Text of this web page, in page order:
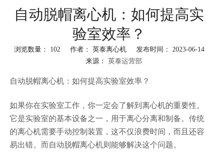
自动脱帽离心机：如何提高实
验室效率？
浏览数量： 102作者： 英泰离心机 发布时间： 2023-06-14
来源： 英泰运营部
["facebook","twitter","line","wechat","linkedin","pinterest","whatsapp"]
自动脱帽离心机：如何提高实验室效率？
如果你在实验室工作，你一定会了解到离心机的重要性。
它是实验室的基本设备之一，用于离心分离和制备。传统
的离心机需要手动控制装置，这不仅浪费时间，而且还容
易出错。而自动脱帽离心机则能够解决这个问题。